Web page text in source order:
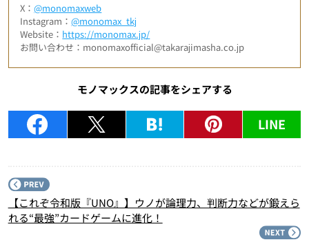
X：@monomaxweb
Instagram：@monomax_tkj
Website： https://monomax.jp/
お問い合わせ：monomaxofficial@takarajimasha.co.jp
モノマックスの記事をシェアする
LINE
【これぞ令和版『UNO』】ウノが論理力、判断力などが鍛えら
れる“最強”カードゲームに進化！